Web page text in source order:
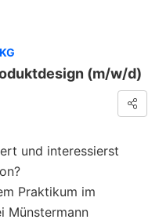
(m/w/d)
und interessierst
Praktikum im
Münstermann